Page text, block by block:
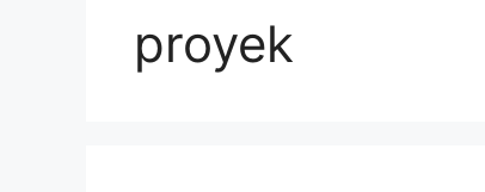
proyek